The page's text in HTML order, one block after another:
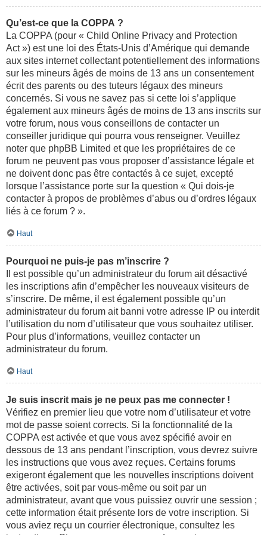
Qu’est-ce que la COPPA ?
La COPPA (pour « Child Online Privacy and Protection
Act ») est une loi des États-Unis d’Amérique qui demande
aux sites internet collectant potentiellement des informations
sur les mineurs âgés de moins de 13 ans un consentement
écrit des parents ou des tuteurs légaux des mineurs
concernés. Si vous ne savez pas si cette loi s’applique
également aux mineurs âgés de moins de 13 ans inscrits sur
votre forum, nous vous conseillons de contacter un
conseiller juridique qui pourra vous renseigner. Veuillez
noter que phpBB Limited et que les propriétaires de ce
forum ne peuvent pas vous proposer d’assistance légale et
ne doivent donc pas être contactés à ce sujet, excepté
lorsque l’assistance porte sur la question « Qui dois-je
contacter à propos de problèmes d’abus ou d’ordres légaux
liés à ce forum ? ».
Haut
Pourquoi ne puis-je pas m’inscrire ?
Il est possible qu’un administrateur du forum ait désactivé
les inscriptions afin d’empêcher les nouveaux visiteurs de
s’inscrire. De même, il est également possible qu’un
administrateur du forum ait banni votre adresse IP ou interdit
l’utilisation du nom d’utilisateur que vous souhaitez utiliser.
Pour plus d’informations, veuillez contacter un
administrateur du forum.
Haut
Je suis inscrit mais je ne peux pas me connecter !
Vérifiez en premier lieu que votre nom d’utilisateur et votre
mot de passe soient corrects. Si la fonctionnalité de la
COPPA est activée et que vous avez spécifié avoir en
dessous de 13 ans pendant l’inscription, vous devrez suivre
les instructions que vous avez reçues. Certains forums
exigeront également que les nouvelles inscriptions doivent
être activées, soit par vous-même ou soit par un
administrateur, avant que vous puissiez ouvrir une session ;
cette information était présente lors de votre inscription. Si
vous aviez reçu un courrier électronique, consultez les